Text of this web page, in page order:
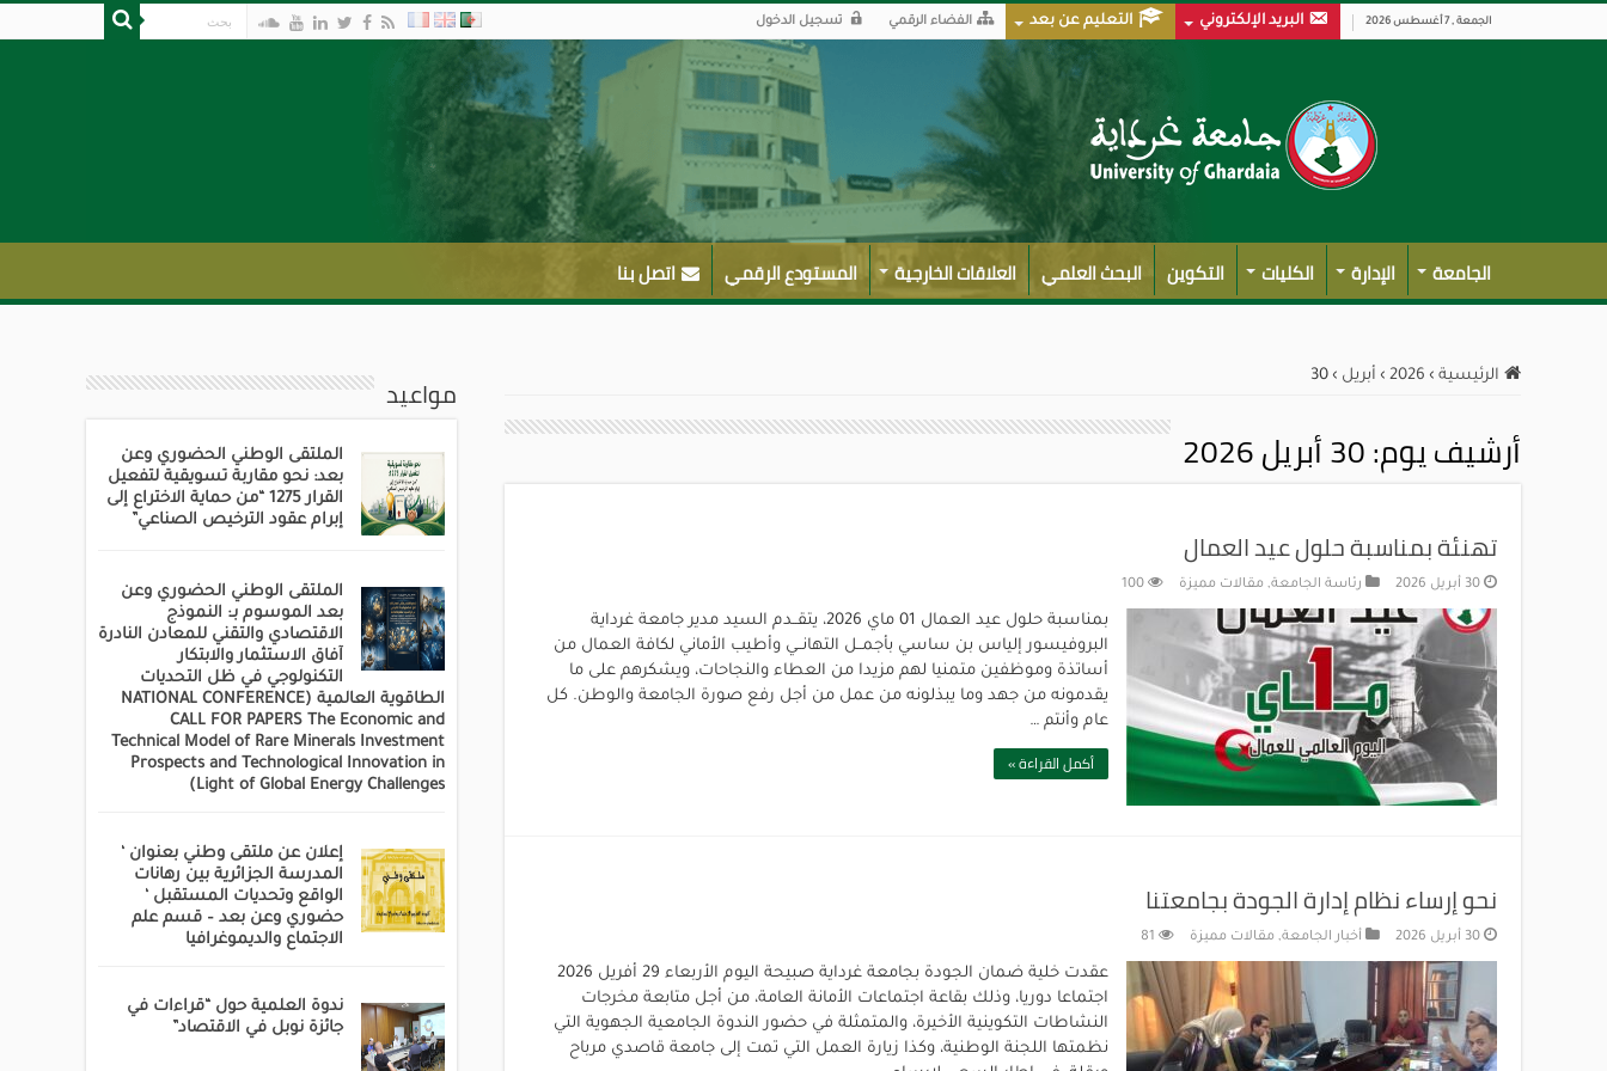
الجمعة , 7 أغسطس 2026 البريد الإلكتروني التعليم عن بعد الفضاء الرقمي تسجيل الدخول
الجامعة الإدارة الكليات التكوين البحث العلمي العلاقات الخارجية المستودع الرقمي اتصل بنا
الرئيسية ›
2026
› أبريل ›
30
أرشيف يوم:30 أبريل 2026
تهنئة بمناسبة حلول عيد العمال
30 أبريل 2026 رئاسة الجامعة, مقالات مميزة 100
بمناسبة حلول عيد العمال 01 ماي 2026، يتقــدم السيد مدير جامعة غرداية
البروفيسور إلياس بن ساسي بأجمــل التهانــي وأطيب الأماني لكافة العمال من
أساتذة وموظفين متمنيا لهم مزيدا من العطاء والنجاحات، ويشكرهم على ما
يقدمونه من جهد وما يبذلونه من عمل من أجل رفع صورة الجامعة والوطن. كل
عام وأنتم …
أكمل القراءة »
نحو إرساء نظام إدارة الجودة بجامعتنا
30 أبريل 2026 أخبار الجامعة, مقالات مميزة 81
عقدت خلية ضمان الجودة بجامعة غرداية صبيحة اليوم الأربعاء 29 أفريل 2026
اجتماعا دوريا، وذلك بقاعة اجتماعات الأمانة العامة، من أجل متابعة مخرجات
النشاطات التكوينية الأخيرة، والمتمثلة في حضور الندوة الجامعية الجهوية التي
نظمتها اللجنة الوطنية، وكذا زيارة العمل التي تمت إلى جامعة قاصدي مرباح
مواعيد
الملتقى الوطني الحضوري وعن
بعد: نحو مقاربة تسويقية لتفعيل
القرار 1275 “من حماية الاختراع إلى
إبرام عقود الترخيص الصناعي”
الملتقى الوطني الحضوري وعن
بعد الموسوم بـ: النموذج
الاقتصادي والتقني للمعادن النادرة
آفاق الاستثمار والابتكار
التكنولوجي في ظل التحديات
الطاقوية العالمية (NATIONAL CONFERENCE
CALL FOR PAPERS The Economic and
Technical Model of Rare Minerals Investment
Prospects and Technological Innovation in
Light of Global Energy Challenges)
إعلان عن ملتقى وطني بعنوان ‘
المدرسة الجزائرية بين رهانات
الواقع وتحديات المستقبل ‘
حضوري وعن بعد – قسم علم
الاجتماع والديموغرافيا
ندوة العلمية حول “قراءات في
جائزة نوبل في الاقتصاد”